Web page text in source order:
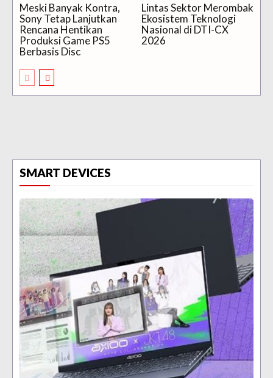
Meski Banyak Kontra,
Sony Tetap Lanjutkan
Rencana Hentikan
Produksi Game PS5
Berbasis Disc
Lintas Sektor Merombak
Ekosistem Teknologi
Nasional di DTI-CX
2026
SMART DEVICES